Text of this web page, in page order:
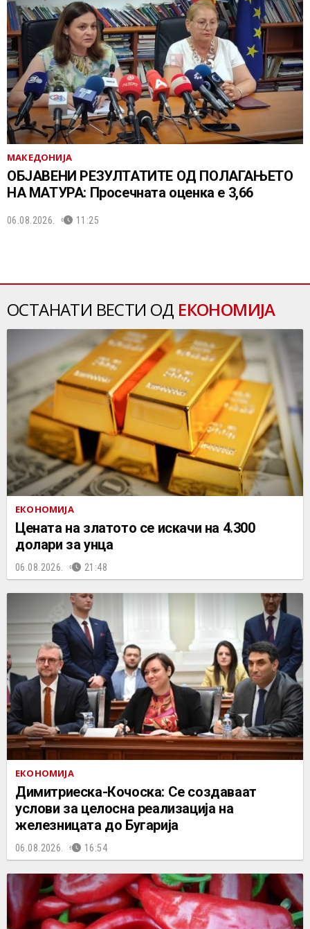
МАКЕДОНИЈА
ОБЈАВЕНИ РЕЗУЛТАТИТЕ ОД ПОЛАГАЊЕТО
НА МАТУРА: Просечната оценка е 3,66
06.08.2026. 11:25
ОСТАНАТИ ВЕСТИ ОД ЕКОНОМИЈА
ЕКОНОМИЈА
Цената на златото се искачи на 4.300
долари за унца
06.08.2026. 21:48
ЕКОНОМИЈА
Димитриеска-Кочоска: Се создаваат
услови за целосна реализација на
железницата до Бугарија
06.08.2026. 16:54